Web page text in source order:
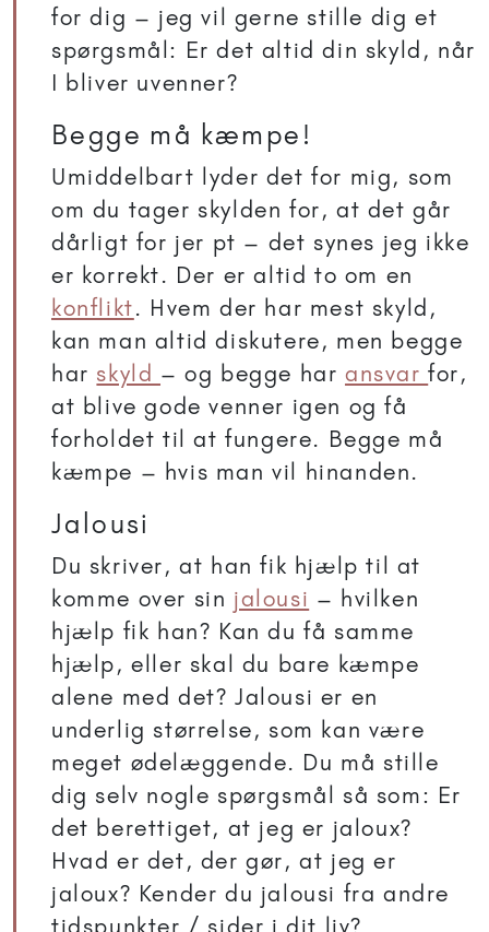
for dig – jeg vil gerne stille dig et
spørgsmål: Er det altid din skyld, når
I bliver uvenner?
Begge må kæmpe!
Umiddelbart lyder det for mig, som
om du tager skylden for, at det går
dårligt for jer pt – det synes jeg ikke
er korrekt. Der er altid to om en
konflikt. Hvem der har mest skyld,
kan man altid diskutere, men begge
har skyld – og begge haransvarfor,
at blive gode venner igen og få
forholdet til at fungere. Begge må
kæmpe – hvis man vil hinanden.
Jalousi
Du skriver, at han fik hjælp til at
komme over sin jalousi – hvilken
hjælp fik han? Kan du få samme
hjælp, eller skal du bare kæmpe
alene med det? Jalousi er en
underlig størrelse, som kan være
meget ødelæggende. Du må stille
dig selv nogle spørgsmål så som: Er
det berettiget, at jeg er jaloux?
Hvad er det, der gør, at jeg er
jaloux? Kender du jalousi fra andre
tidspunkter / sider i dit liv?